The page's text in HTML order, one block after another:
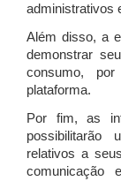
administrativos
Além disso, a
demonstrar
consumo,
plataforma.
Por fim, as
possibilitarão
relativos a
comunicação